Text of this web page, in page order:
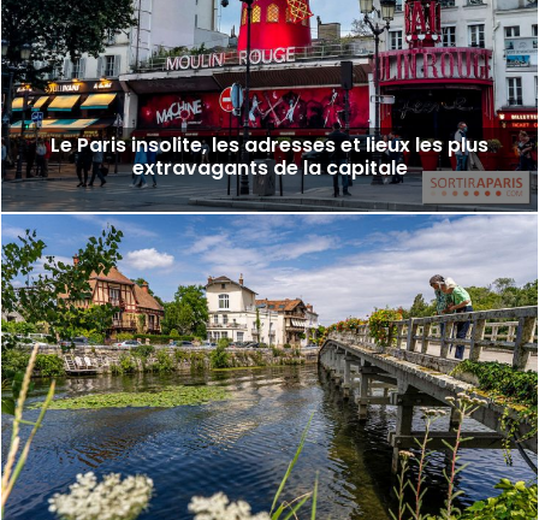
Le Paris insolite, les adresses et lieux les plus
extravagants de la capitale